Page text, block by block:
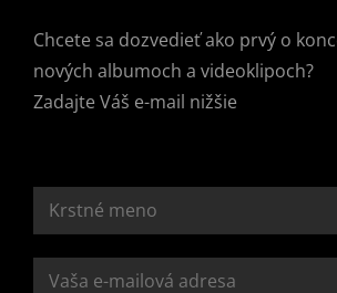
Chcete sa dozvedieť ako prvý o
nových albumoch a videoklipoch?
Zadajte Váš e-mail nižšie